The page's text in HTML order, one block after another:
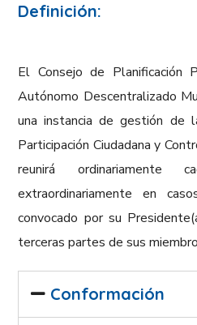
Definición:
El Consejo de Planificación
Autónomo Descentralizado
una instancia de gestión de
Participación Ciudadana y
reunirá
extraordinariamente en
convocado por su
terceras partes de sus
Conformación